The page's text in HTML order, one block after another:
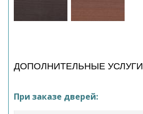
ДОПОЛНИТЕЛЬНЫЕ УСЛУГИ
При заказе дверей: